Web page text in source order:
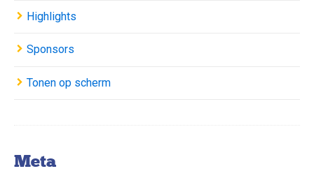
Highlights
Sponsors
Tonen op scherm
Meta